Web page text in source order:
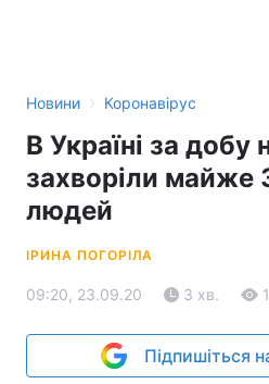
Новини › Коронавірус
В Україні за добу
захворіли майже
людей
ІРИНА ПОГОРІЛА
09:20, 23.09.20 3 хв.
Підпишіться